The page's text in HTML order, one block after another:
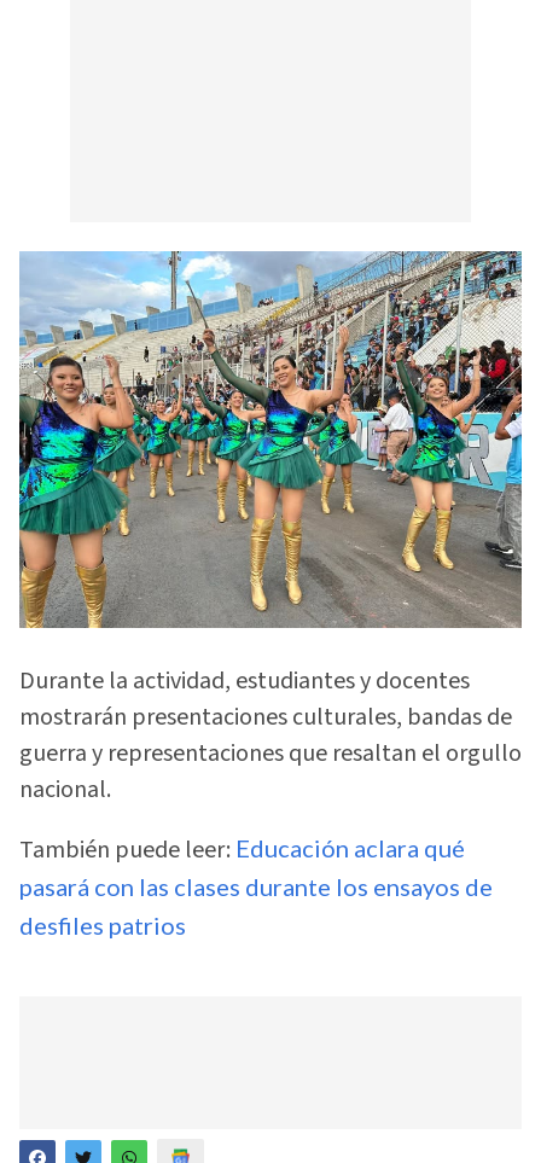
Durante la actividad, estudiantes y docentes
mostrarán presentaciones culturales, bandas de
guerra y representaciones que resaltan el orgullo
nacional.
También puede leer: Educación aclara qué
pasará con las clases durante los ensayos de
desfiles patrios